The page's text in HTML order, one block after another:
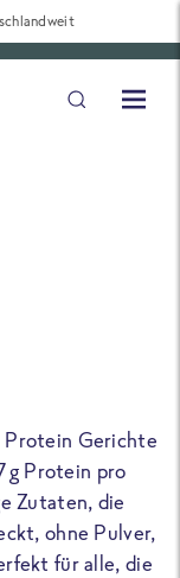
Protein Gerichte
g Protein pro
Zutaten, die
ohne Pulver,
für alle, die